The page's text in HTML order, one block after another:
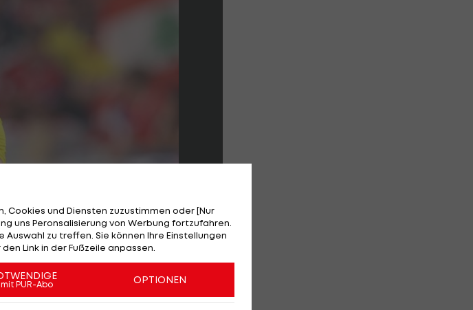
Cookies und Diensten zuzustimmen oder [Nur
uns Peronsalisierung von Werbung fortzufahren.
zu treffen. Sie können Ihre Einstellungen
Link in der Fußzeile anpassen.
PUR-Abo OPTIONEN